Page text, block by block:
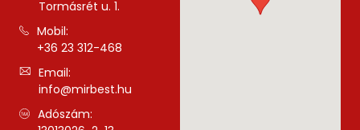
Tormásrét u. 1.
Mobil:
+36 23 312-468
Email:
info@mirbest.hu
Adószám: